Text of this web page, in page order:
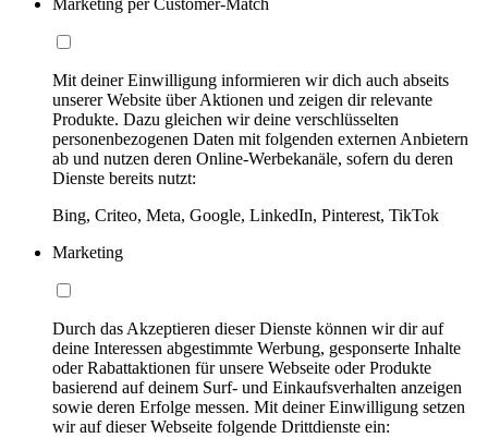
Marketing per Customer-Match
Mit deiner Einwilligung informieren wir dich auch abseits
unserer Website über Aktionen und zeigen dir relevante
Produkte. Dazu gleichen wir deine verschlüsselten
personenbezogenen Daten mit folgenden externen Anbietern
ab und nutzen deren Online-Werbekanäle, sofern du deren
Dienste bereits nutzt:
Bing, Criteo, Meta, Google, LinkedIn, Pinterest, TikTok
Marketing
Durch das Akzeptieren dieser Dienste können wir dir auf
deine Interessen abgestimmte Werbung, gesponserte Inhalte
oder Rabattaktionen für unsere Webseite oder Produkte
basierend auf deinem Surf- und Einkaufsverhalten anzeigen
sowie deren Erfolge messen. Mit deiner Einwilligung setzen
wir auf dieser Webseite folgende Drittdienste ein: